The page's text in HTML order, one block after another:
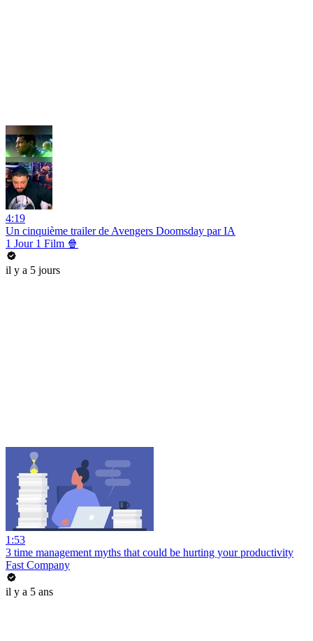
4:19
Un cinquième trailer de Avengers Doomsday par IA
1 Jour 1 Film 🍿
il y a 5 jours
1:53
3 time management myths that could be hurting your productivity
Fast Company
il y a 5 ans